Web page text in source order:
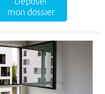
mon dossier